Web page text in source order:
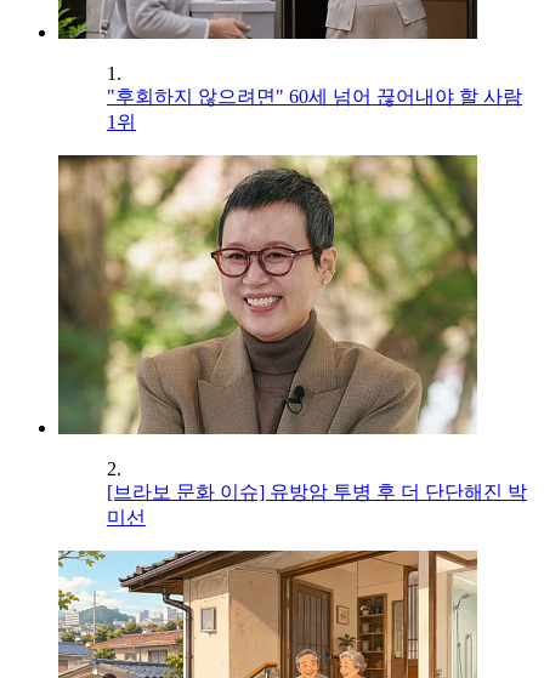
1.
"후회하지 않으려면" 60세 넘어 끊어내야 할 사람
1위
2.
[브라보 문화 이슈] 유방암 투병 후 더 단단해진 박
미선